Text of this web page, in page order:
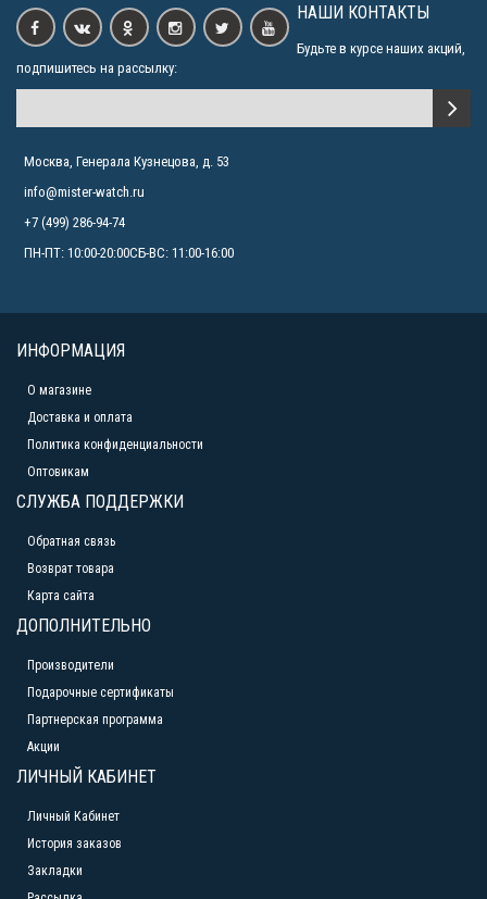
НАШИ КОНТАКТЫ
Будьте в курсе наших акций,
подпишитесь на рассылку:
Москва, Генерала Кузнецова, д. 53
info@mister-watch.ru
+7 (499) 286-94-74
ПН-ПТ: 10:00-20:00СБ-ВС: 11:00-16:00
ИНФОРМАЦИЯ
О магазине
Доставка и оплата
Политика конфиденциальности
Оптовикам
СЛУЖБА ПОДДЕРЖКИ
Обратная связь
Возврат товара
Карта сайта
ДОПОЛНИТЕЛЬНО
Производители
Подарочные сертификаты
Партнерская программа
Акции
ЛИЧНЫЙ КАБИНЕТ
Личный Кабинет
История заказов
Закладки